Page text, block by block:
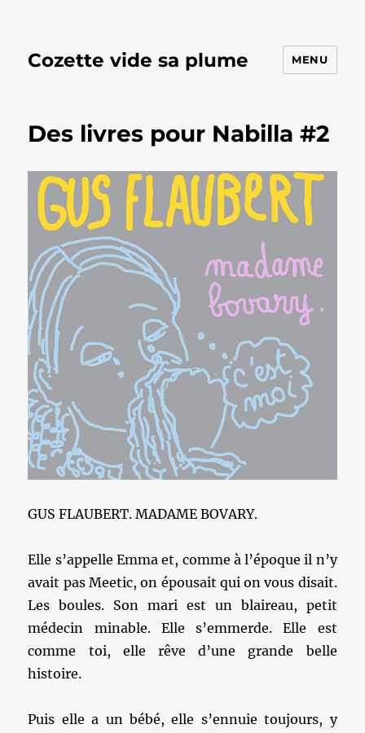
Cozette vide sa plume MENU
Des livres pour Nabilla #2
GUS FLAUBERT. MADAME BOVARY.
Elle s’appelle Emma et, comme à l’époque il n’y
avait pas Meetic, on épousait qui on vous disait.
Les boules. Son mari est un blaireau, petit
médecin minable. Elle s’emmerde. Elle est
comme toi, elle rêve d’une grande belle
histoire.
Puis elle a un bébé, elle s’ennuie toujours, y